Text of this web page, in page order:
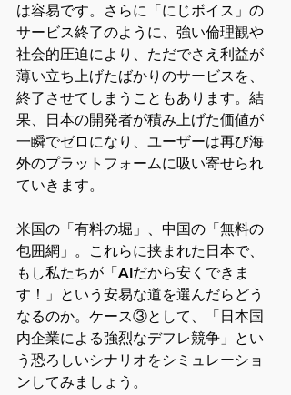
は容易です。さらに「にじボイス」の
サービス終了のように、強い倫理観や
社会的圧迫により、ただでさえ利益が
薄い立ち上げたばかりのサービスを、
終了させてしまうこともあります。結
果、日本の開発者が積み上げた価値が
一瞬でゼロになり、ユーザーは再び海
外のプラットフォームに吸い寄せられ
ていきます。
米国の「有料の堀」、中国の「無料の
包囲網」。これらに挟まれた日本で、
もし私たちが「AIだから安くできま
す！」という安易な道を選んだらどう
なるのか。ケース③として、「日本国
内企業による強烈なデフレ競争」とい
う恐ろしいシナリオをシミュレーショ
ンしてみましょう。